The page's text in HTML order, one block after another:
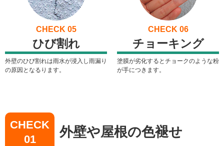
ひび割れ
外壁のひび割れは雨水が浸入し雨漏り
の原因となるります。
チョーキング
塗膜が劣化するとチョークのような粉
が手につきます。
CHECK
01
外壁や屋根の色褪せ